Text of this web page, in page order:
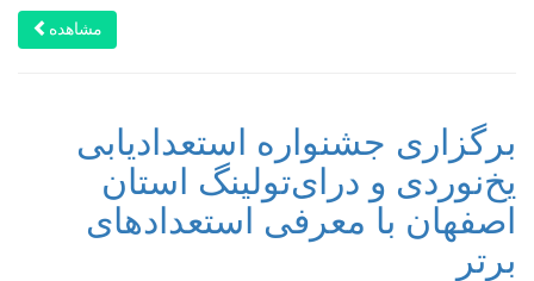
مشاهده
برگزاری جشنواره استعدادیابی
یخ‌نوردی و درای‌تولینگ استان
اصفهان با معرفی استعدادهای
برتر